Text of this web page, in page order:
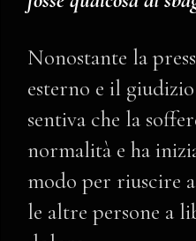
Nonostante la
esterno e il
sentiva che la
normalità e ha
modo per riuscire
le altre persone a